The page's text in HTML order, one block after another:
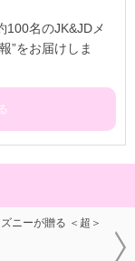
100名のJK&JDメ
”をお届けしま
ニーが贈る ＜超＞